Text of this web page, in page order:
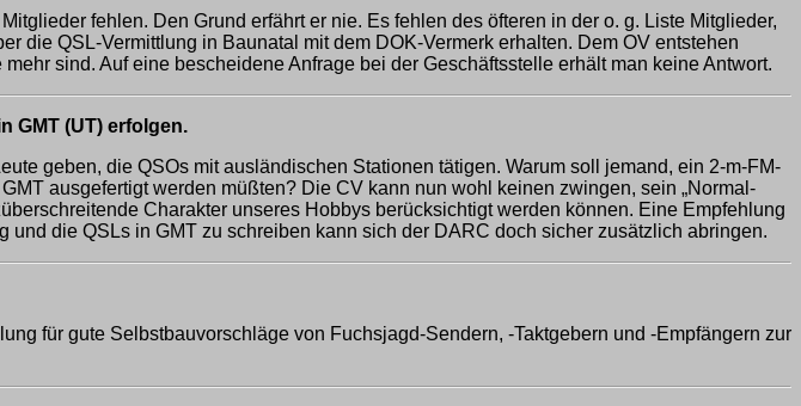
fehlen. Den Grund erfährt er nie. Es fehlen des öfteren in der o. g. Liste Mitglieder,
die QSL-Vermittlung in Baunatal mit dem DOK-Vermerk erhalten. Dem OV entstehen
sind. Auf eine bescheidene Anfrage bei der Geschäftsstelle erhält man keine Antwort.
GMT (UT) erfolgen.
geben, die QSOs mit ausländischen Stationen tätigen. Warum soll jemand, ein 2-m-FM-
ausgefertigt werden müßten? Die CV kann nun wohl keinen zwingen, sein „Normal-
Charakter unseres Hobbys berücksichtigt werden können. Eine Empfehlung
die QSLs in GMT zu schreiben kann sich der DARC doch sicher zusätzlich abringen.
für gute Selbstbauvorschläge von Fuchsjagd-Sendern, -Taktgebern und -Empfängern zur